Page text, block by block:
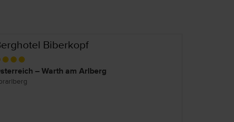
Biberkopf
– Warth am Arlberg